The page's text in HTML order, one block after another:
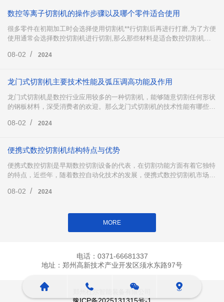
数控等离子切割机的操作步骤以及哪个零件适合使用
很多零件在初期加工时会选择使用切割机**行切割后再进行打磨,为了方便
使用通常会选择数控切割机进行切割,那么那些材料是适合数控切割机下
单地介绍一下。
08-02 / 2024
龙门式切割机主要技术性能及弧压调高功能及作用
龙门式切割机是数控行业应用较多的一种切割机，能够随意切割任何形状
的钢板材料，深受消费者的欢迎。那么龙门式切割机的技术性能有哪些
了解一下吧。
08-02 / 2024
便携式数控切割机结构特点与优势
便携式数控切割是早期数控切割设备的代表，在切割功能方面有着它独特
的特点，近些年，随着数控自动化技术的发展，便携式数控切割机市场份
位，下面小编为大家详细介绍便携式数控切割。
08-02 / 2024
MORE
电话：0371-66681337
地址：郑州高新技术产业开发区须水东路97号
郑州杜尔智能装备有限公司